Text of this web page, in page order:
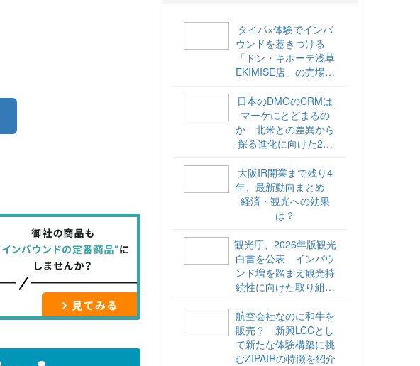
タイパ×体験でインバ
ウンドを惹きつける
「ドン・キホーテ浅草
EKIMISE店」の売場づ
日本のDMOのCRMは
マーケにとどまるの
か 北米との差異から
探る進化に向けた2ス
海外DMOのリアル
vol.6】
大阪IR開業まで残り4
年、最新動向まとめ
経済・観光への効果
は？
観光庁、2026年版観光
白書を公表 インバウ
ンド増を踏まえ観光持
続性に向けた取り組み
航空会社なのに和牛を
販売？ 新興LCCとし
て新たな体験構築に挑
むZIPAIRの特徴を紹介